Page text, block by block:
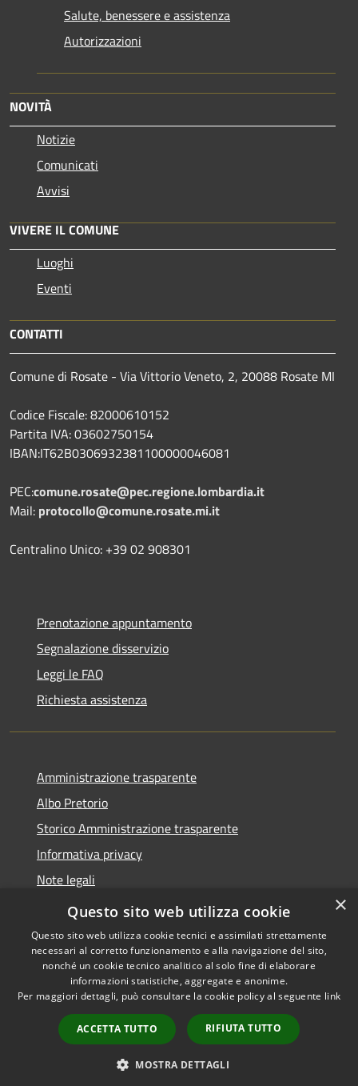
Salute, benessere e assistenza
Autorizzazioni
NOVITÀ
Notizie
Comunicati
Avvisi
VIVERE IL COMUNE
Luoghi
Eventi
CONTATTI
Comune di Rosate - Via Vittorio Veneto, 2, 20088 Rosate MI
Codice Fiscale: 82000610152
Partita IVA: 03602750154
IBAN:IT62B0306932381100000046081
PEC:comune.rosate@pec.regione.lombardia.it
Mail: protocollo@comune.rosate.mi.it
Centralino Unico: +39 02 908301
Prenotazione appuntamento
Segnalazione disservizio
Leggi le FAQ
Richiesta assistenza
Amministrazione trasparente
Albo Pretorio
Storico Amministrazione trasparente
Informativa privacy
Note legali
Dichiarazione di accessibilità
Accessibilità
Copyright © 2026 • Comune di
Rosate • Powered by
Municipium•
Accesso
redazione
×
Questo sito web utilizza cookie
Questo sito web utilizza cookie tecnici e assimilati strettamente
necessari al corretto funzionamento e alla navigazione del sito,
nonché un cookie tecnico analitico al solo fine di elaborare
informazioni statistiche, aggregate e anonime.
Per maggiori dettagli, può consultare la cookie policy al seguente link
ACCETTA TUTTO RIFIUTA TUTTO
MOSTRA DETTAGLI